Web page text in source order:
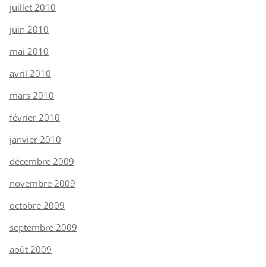
juillet 2010
juin 2010
mai 2010
avril 2010
mars 2010
février 2010
janvier 2010
décembre 2009
novembre 2009
octobre 2009
septembre 2009
août 2009